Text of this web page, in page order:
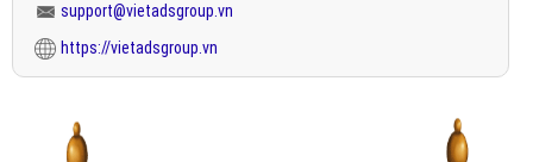
support@vietadsgroup.vn
https://vietadsgroup.vn